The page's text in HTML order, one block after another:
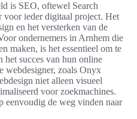
is SEO, oftewel Search
voor ieder digitaal project. Het
en het versterken van de
ondernemers in Arnhem die
maken, is het essentieel om te
het succes van hun online
webdesigner, zoals Onyx
niet alleen visueel
voor zoekmachines.
eenvoudig de weg vinden naar